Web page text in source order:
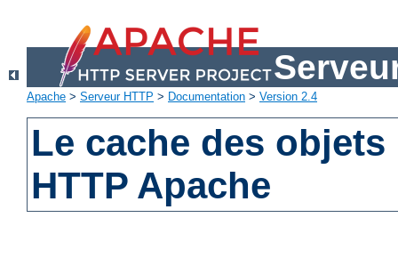
Apache > Serveur HTTP > Documentation > Version 2.4
Le cache des
HTTP Apache